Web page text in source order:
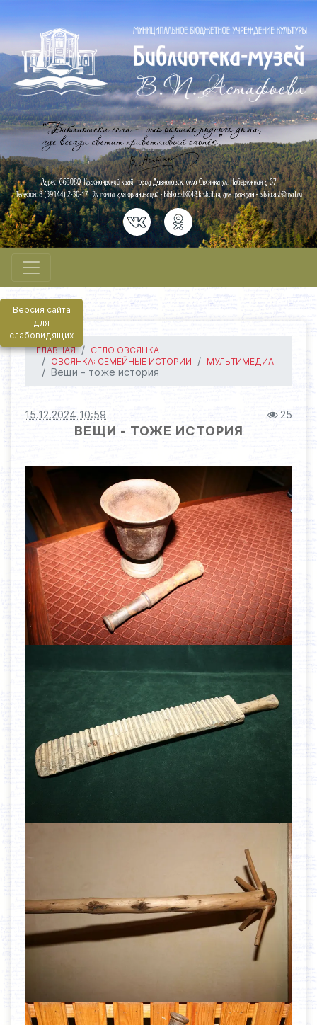
Версия сайта
для
слабовидящих
ГЛАВНАЯ
СЕЛО ОВСЯНКА
ОВСЯНКА: СЕМЕЙНЫЕ ИСТОРИИ
МУЛЬТИМЕДИА
Вещи - тоже история
15.12.2024 10:59 25
ВЕЩИ - ТОЖЕ ИСТОРИЯ